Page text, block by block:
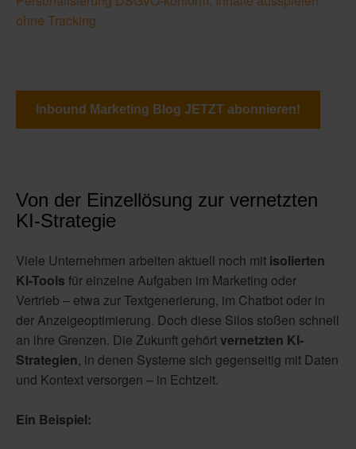
ohne Tracking
Inbound Marketing Blog JETZT abonnieren!
Von der Einzellösung zur vernetzten
KI-Strategie
Viele Unternehmen arbeiten aktuell noch mit isolierten
KI-Tools für einzelne Aufgaben im Marketing oder
Vertrieb – etwa zur Textgenerierung, im Chatbot oder in
der Anzeigeoptimierung. Doch diese Silos stoßen schnell
an ihre Grenzen. Die Zukunft gehörtvernetzten KI-
Strategien, in denen Systeme sich gegenseitig mit Daten
und Kontext versorgen – in Echtzeit.
Ein Beispiel: